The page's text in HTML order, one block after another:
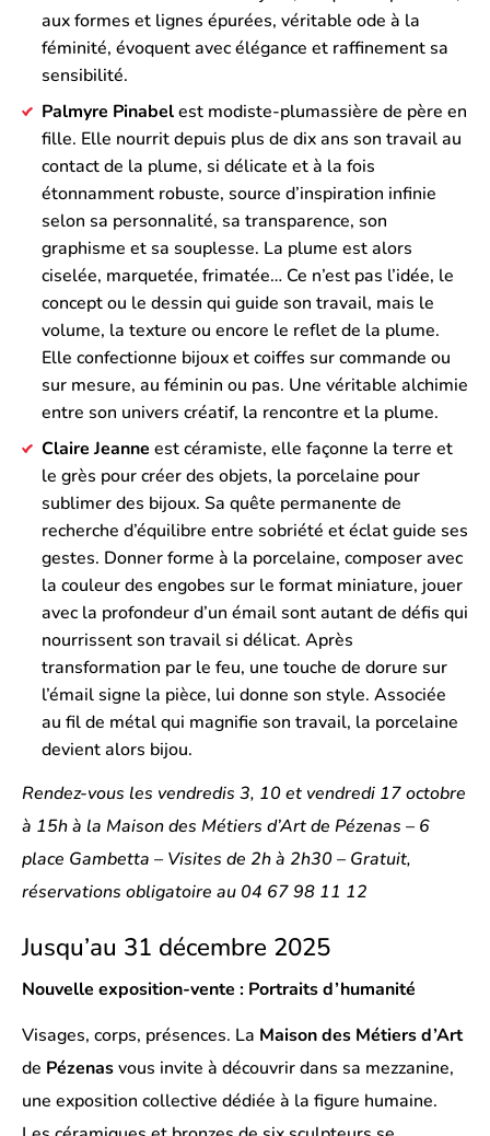
aux formes et lignes épurées, véritable ode à la
féminité, évoquent avec élégance et raffinement sa
sensibilité.
Palmyre Pinabelest modiste-plumassière de père en
fille. Elle nourrit depuis plus de dix ans son travail au
contact de la plume, si délicate et à la fois
étonnamment robuste, source d’inspiration infinie
selon sa personnalité, sa transparence, son
graphisme et sa souplesse. La plume est alors
ciselée, marquetée, frimatée… Ce n’est pas l’idée, le
concept ou le dessin qui guide son travail, mais le
volume, la texture ou encore le reflet de la plume.
Elle confectionne bijoux et coiffes sur commande ou
sur mesure, au féminin ou pas. Une véritable alchimie
entre son univers créatif, la rencontre et la plume.
Claire Jeanne est céramiste, elle façonne la terre et
le grès pour créer des objets, la porcelaine pour
sublimer des bijoux. Sa quête permanente de
recherche d’équilibre entre sobriété et éclat guide ses
gestes. Donner forme à la porcelaine, composer avec
la couleur des engobes sur le format miniature, jouer
avec la profondeur d’un émail sont autant de défis qui
nourrissent son travail si délicat. Après
transformation par le feu, une touche de dorure sur
l’émail signe la pièce, lui donne son style. Associée
au fil de métal qui magnifie son travail, la porcelaine
devient alors bijou.
Rendez-vous les vendredis 3, 10 et vendredi 17 octobre
à 15h à la Maison des Métiers d’Art de Pézenas – 6
place Gambetta – Visites de 2h à 2h30 – Gratuit,
réservations obligatoire au 04 67 98 11 12
Jusqu’au 31 décembre 2025
Nouvelle exposition-vente : Portraits d’humanité
Visages, corps, présences. La Maison des Métiers d’Art
de Pézenasvous invite à découvrir dans sa mezzanine,
une exposition collective dédiée à la figure humaine.